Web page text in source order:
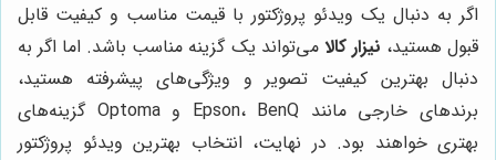
اگر به دنبال یک ویدئو پروژکتور با قیمت مناسب و کیفیت قابل
قبول هستید، نیزار کالا می‌تواند یک گزینه مناسب باشد. اما اگر به
دنبال بهترین کیفیت تصویر و ویژگی‌های پیشرفته هستید،
برندهای خارجی مانند Epson، BenQ و Optoma گزینه‌های
بهتری خواهند بود. در نهایت، انتخاب بهترین ویدئو پروژکتور